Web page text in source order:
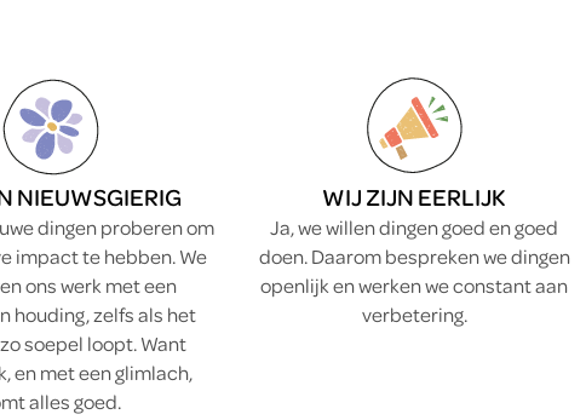
NIEUWSGIERIG
dingen proberen om
impact te hebben. We
ons werk met een
houding, zelfs als het
soepel loopt. Want
en met een glimlach,
alles goed.
WIJ ZIJN EERLIJK
Ja, we willen dingen goed en goed
doen. Daarom bespreken we dingen
openlijk en werken we constant aan
verbetering.